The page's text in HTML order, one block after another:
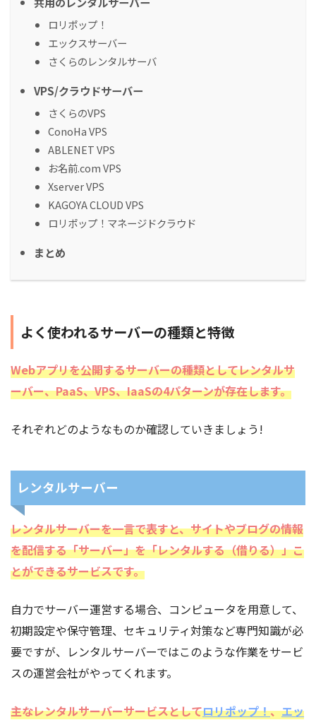
ロリポップ！
エックスサーバー
さくらのレンタルサーバ
VPS/クラウドサーバー
さくらのVPS
ConoHa VPS
ABLENET VPS
お名前.com VPS
Xserver VPS
KAGOYA CLOUD VPS
ロリポップ！マネージドクラウド
まとめ
よく使われるサーバーの種類と特徴
Webアプリを公開するサーバーの種類としてレンタルサ
ーバー、PaaS、VPS、IaaSの4パターンが存在します。
それぞれどのようなものか確認していきましょう!
レンタルサーバー
レンタルサーバーを一言で表すと、サイトやブログの情報
を配信する「サーバー」を「レンタルする（借りる）」こ
とができるサービスです。
自力でサーバー運営する場合、コンピュータを用意して、
初期設定や保守管理、セキュリティ対策など専門知識が必
要ですが、レンタルサーバーではこのような作業をサービ
スの運営会社がやってくれます。
主なレンタルサーバーサービスとしてロリポップ！、エッ